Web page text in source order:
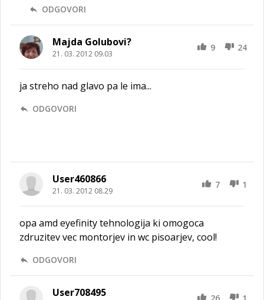
ODGOVORI
Majda Golubovi?
21. 03. 2012 09.03
9 24
ja streho nad glavo pa le ima...
ODGOVORI
User460866
21. 03. 2012 08.29
7 1
opa amd eyefinity tehnologija ki omogoca
zdruzitev vec montorjev in wc pisoarjev, cool!
ODGOVORI
User708495 26 1